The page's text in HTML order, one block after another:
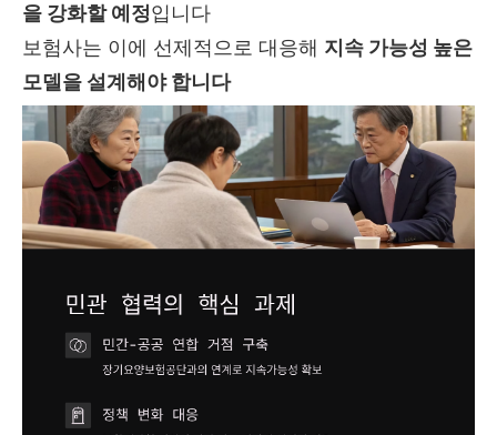
을 강화할 예정입니다
보험사는 이에 선제적으로 대응해 지속 가능성 높은
모델을 설계해야 합니다